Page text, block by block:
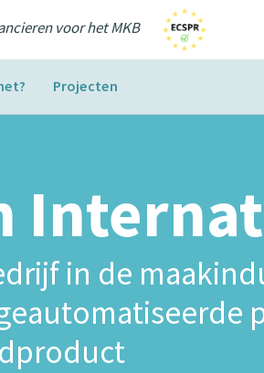
voor het MKB
Projecten
in de